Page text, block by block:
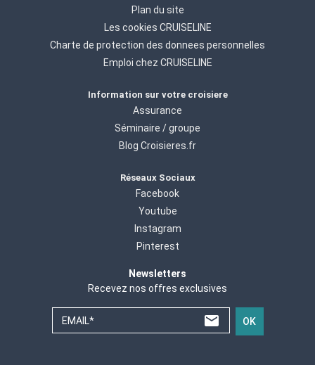
Plan du site
Les cookies CRUISELINE
Charte de protection des donnees personnelles
Emploi chez CRUISELINE
Information sur votre croisiere
Assurance
Séminaire / groupe
Blog Croisieres.fr
Réseaux Sociaux
Facebook
Youtube
Instagram
Pinterest
Newsletters
Recevez nos offres exclusives
EMAIL* OK